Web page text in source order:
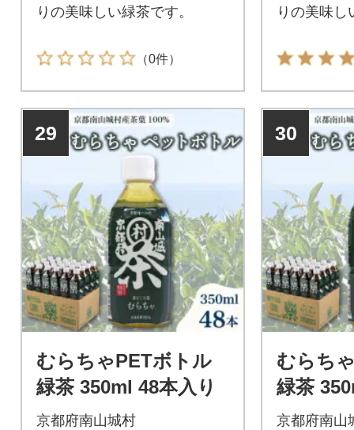
りの美味しい緑茶です。
（0件）
りの美味し
29
むらちゃPETボトル
緑茶 350ml 48本入り
京都府南山城村
30
むらち
緑茶
京都府南山